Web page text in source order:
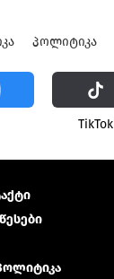
ᲞᲝᲚᲘᲢᲘᲙᲐ
ТikТоk